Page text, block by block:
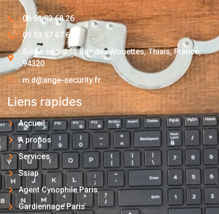
06 51 03 68 26
09 53 57 67 63
Siège social : 1 Rue des Alouettes, Thiais, France,
94320
m.d@ange-security.fr
Liens rapides
Accueil
A propos
Services
Ssiap
Agent Cynophile Paris
Gardiennage Paris